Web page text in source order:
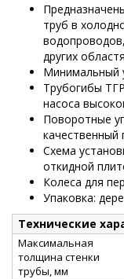
труб в
других
Минимальный
Трубогибы
насоса
Поворотные
качественный
Схема
откидной
Колеса для
Упаковка:
Технические
Максимальная
толщина стенки
трубы, мм